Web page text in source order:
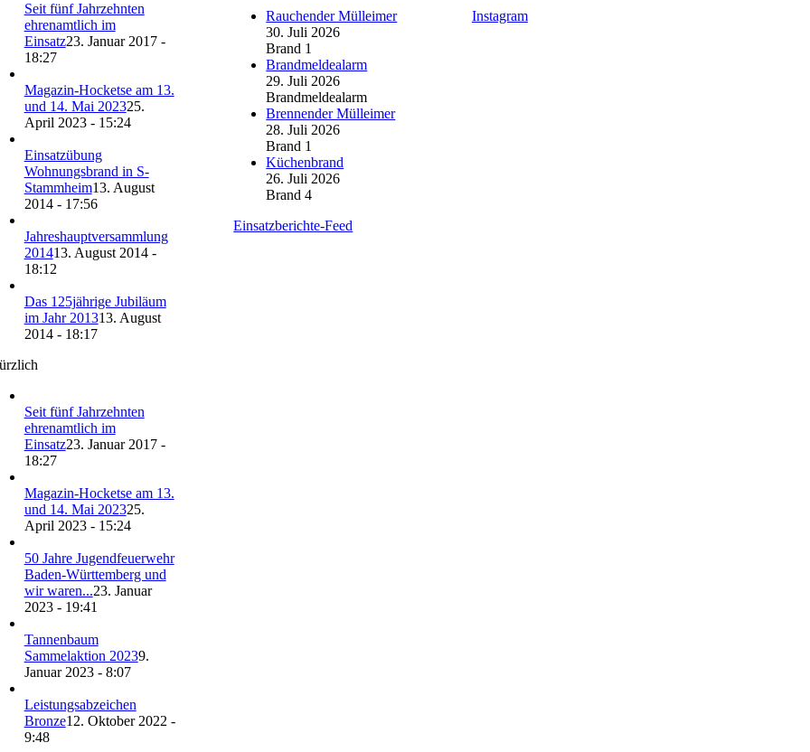
Seit fünf Jahrzehnten
ehrenamtlich im
Einsatz23. Januar 2017 -
18:27
Magazin-Hocketse am 13.
und 14. Mai 202325.
April 2023 - 15:24
Einsatzübung
Wohnungsbrand in S-
Stammheim13. August
2014 - 17:56
Jahreshauptversammlung
201413. August 2014 -
18:12
Das 125jährige Jubiläum
im Jahr 201313. August
2014 - 18:17
Seit fünf Jahrzehnten
ehrenamtlich im
Einsatz23. Januar 2017 -
18:27
Magazin-Hocketse am 13.
und 14. Mai 202325.
April 2023 - 15:24
50 Jahre Jugendfeuerwehr
Baden-Württemberg und
wir waren...23. Januar
2023 - 19:41
Tannenbaum
Sammelaktion 20239.
Januar 2023 - 8:07
Leistungsabzeichen
Bronze12. Oktober 2022 -
9:48
Rauchender Mülleimer
30. Juli 2026
Brand 1
Brandmeldealarm
29. Juli 2026
Brandmeldealarm
Brennender Mülleimer
28. Juli 2026
Brand 1
Küchenbrand
26. Juli 2026
Brand 4
Einsatzberichte-Feed
Instagram